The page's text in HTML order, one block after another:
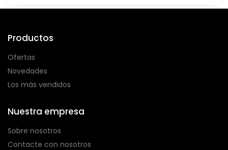
Productos
Ofertas
Novedades
Los más vendidos
Nuestra empresa
Sobre nosotros
Contacte con nosotros